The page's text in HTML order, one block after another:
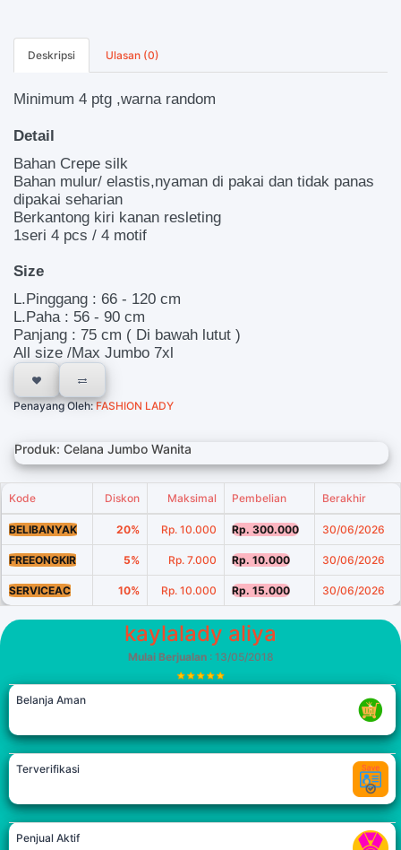
Deskripsi Ulasan (0)
Minimum 4 ptg ,warna random
Detail
Bahan Crepe silk
Bahan mulur/ elastis,nyaman di pakai dan tidak panas
dipakai seharian
Berkantong kiri kanan resleting
1seri 4 pcs / 4 motif
Size
L.Pinggang : 66 - 120 cm
L.Paha : 56 - 90 cm
Panjang : 75 cm ( Di bawah lutut )
All size /Max Jumbo 7xl
Penayang Oleh:FASHION LADY
Produk: Celana Jumbo Wanita
Kode Diskon Maksimal Pembelian Berakhir
BELIBANYAK 20% Rp. 10.000 Rp. 300.000 30/06/2026
FREEONGKIR 5% Rp. 7.000 Rp. 10.000 30/06/2026
SERVICEAC 10% Rp. 10.000 Rp. 15.000 30/06/2026
kaylalady aliya
Mulai Berjualan: 13/05/2018
Belanja Aman
Terverifikasi
Penjual Aktif